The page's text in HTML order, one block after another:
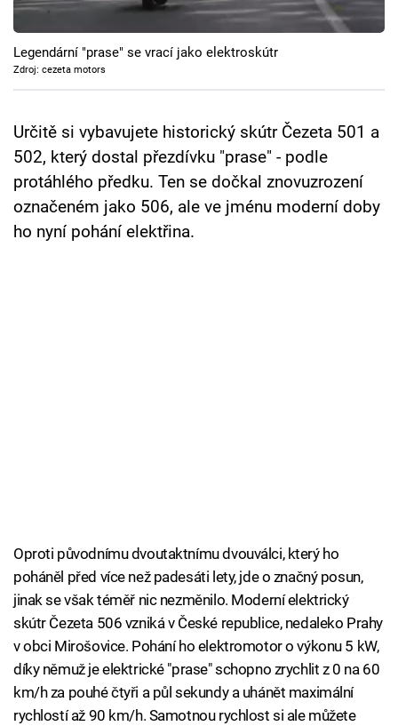
Pořady
Sledujte prima+
Přihlášení
Legendární "prase" se vrací jako elektroskútr
Zdroj: cezeta motors
Určitě si vybavujete historický skútr Čezeta 501 a
502, který dostal přezdívku "prase" - podle
protáhlého předku. Ten se dočkal znovuzrození
označeném jako 506, ale ve jménu moderní doby
ho nyní pohání elektřina.
Oproti původnímu dvoutaktnímu dvouválci, který ho
poháněl před více než padesáti lety, jde o značný posun,
jinak se však téměř nic nezměnilo. Moderní elektrický
skútr Čezeta 506 vzniká v České republice, nedaleko Prahy
v obci Mirošovice. Pohání ho elektromotor o výkonu 5 kW,
díky němuž je elektrické "prase" schopno zrychlit z 0 na 60
km/h za pouhé čtyři a půl sekundy a uhánět maximální
rychlostí až 90 km/h. Samotnou rychlost si ale můžete